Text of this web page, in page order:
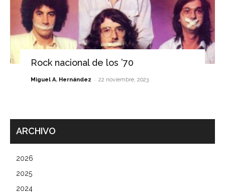
Rock nacional de los ’70
Miguel A. Hernández - 22 noviembre, 2023
ARCHIVO
2026
2025
2024